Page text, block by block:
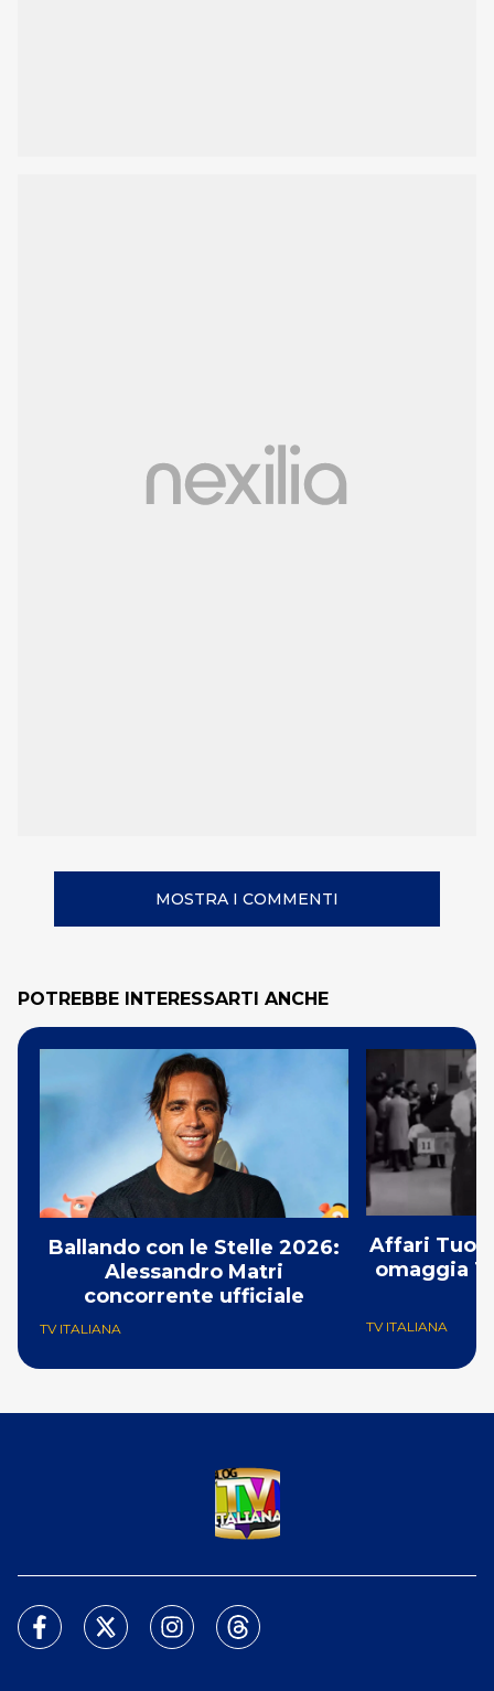
MOSTRA I COMMENTI
POTREBBE INTERESSARTI ANCHE
Ballando con le Stelle 2026:
Alessandro Matri
concorrente ufficiale
TV ITALIANA
Affari Tuoi
omaggia
TV ITALIANA